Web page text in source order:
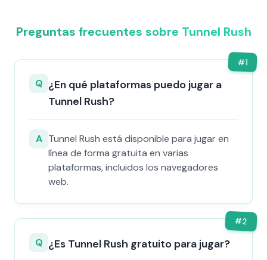
Preguntas frecuentes sobre Tunnel Rush
#1
Q ¿En qué plataformas puedo jugar a
Tunnel Rush?
A Tunnel Rush está disponible para jugar en
línea de forma gratuita en varias
plataformas, incluidos los navegadores
web.
#2
Q ¿Es Tunnel Rush gratuito para jugar?